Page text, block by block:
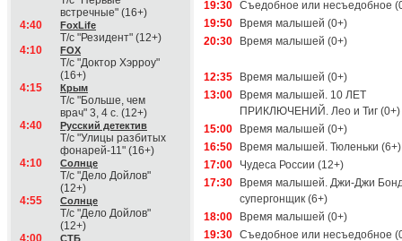
встречные" (16+)
4:40
FoxLife
Т/с "Резидент" (12+)
4:10
FOX
Т/с "Доктор Хэрроу"
(16+)
4:15
Крым
Т/с "Больше, чем
врач" 3, 4 с. (12+)
4:40
Русский детектив
Т/с "Улицы разбитых
фонарей-11" (16+)
4:10
Солнце
Т/с "Дело Дойлов"
(12+)
4:55
Солнце
Т/с "Дело Дойлов"
(12+)
4:00
СТБ
19:30 Съедобное или несъедобное
19:50
Время малышей (0+)
20:30
Время малышей (0+)
12:35
Время малышей (0+)
13:00
Время малышей. 10 ЛЕТ
ПРИКЛЮЧЕНИЙ. Лео и Тиг (0+)
15:00
Время малышей (0+)
16:50
Время малышей. Тюленьки (6+)
17:00
Чудеса России (12+)
17:30
Время малышей. Джи-Джи
супергонщик (6+)
18:00
Время малышей (0+)
19:30 Съедобное или несъедобное